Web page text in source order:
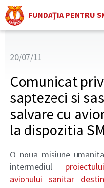
FUNDAȚIA PENTRU
20/07/11
Comunicat
saptezeci si
salvare cu
la dispozitia
O noua misiune
intermediul
avionului sanitar